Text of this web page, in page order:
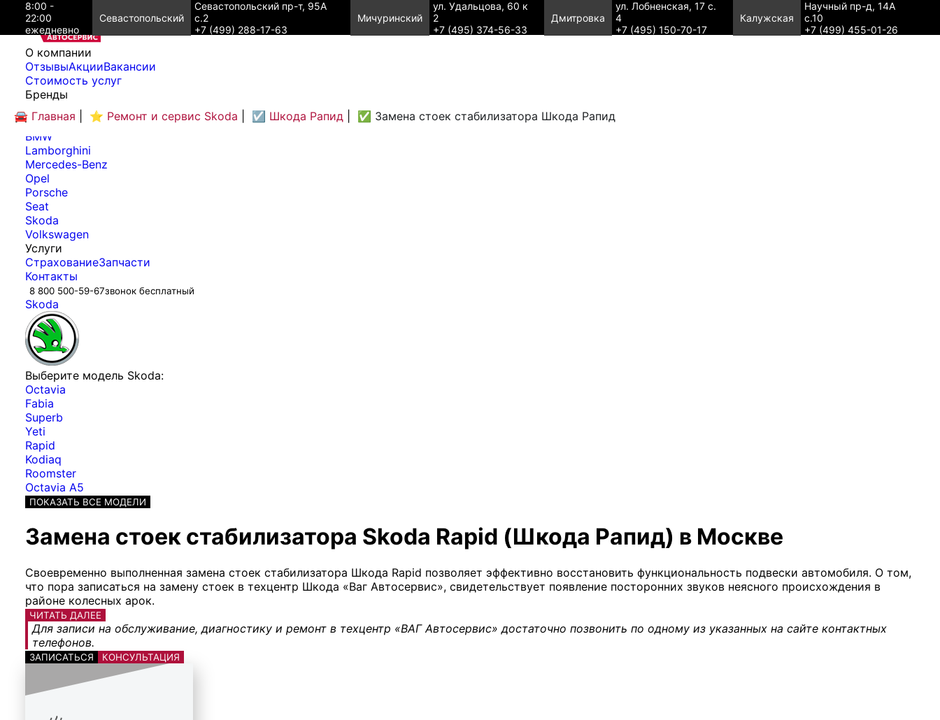
8:00 -
22:00
ежедневно
Севастопольский
Севастопольский пр-т, 95А
с.2
+7 (499) 288-17-63
Мичуринский
ул. Удальцова, 60 к
2
+7 (495) 374-56-33
Дмитровка
ул. Лобненская, 17 с.
4
+7 (495) 150-70-17
Калужская
Научный пр-д, 14А
с.10
+7 (499) 455-01-26
O компании
ОтзывыАкцииВакансии
Cтоимость услуг
Бренды
Audi
Bentley
BMW
Lamborghini
Mercedes-Benz
Opel
Porsche
Seat
Skoda
Volkswagen
Услуги
СтрахованиеЗапчасти
Контакты
8 800 500-59-67звонок бесплатный
🚘 Главная ⭐ Ремонт и сервис Skoda ☑️ Шкода Рапид ✅ Замена стоек стабилизатора Шкода Рапид
Skoda
Выберите модель Skoda:
Octavia
Fabia
Superb
Yeti
Rapid
Kodiaq
Roomster
Octavia A5
ПОКАЗАТЬ ВСЕ МОДЕЛИ
Замена стоек стабилизатора Skoda Rapid (Шкода Рапид) в Москве
Своевременно выполненная замена стоек стабилизатора Шкода Rapid позволяет эффективно восстановить функциональность подвески автомобиля. О том,
что пора записаться на замену стоек в техцентр Шкода «Ваг Автосервис», свидетельствует появление посторонних звуков неясного происхождения в
районе колесных арок.
ЧИТАТЬ ДАЛЕЕ
Для записи на обслуживание, диагностику и ремонт в техцентр «ВАГ Автосервис» достаточно позвонить по одному из указанных на сайте контактных
телефонов.
ЗАПИСАТЬСЯ КОНСУЛЬТАЦИЯ